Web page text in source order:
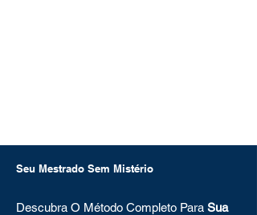
Seu Mestrado Sem Mistério
Descubra O Método Completo Para Sua